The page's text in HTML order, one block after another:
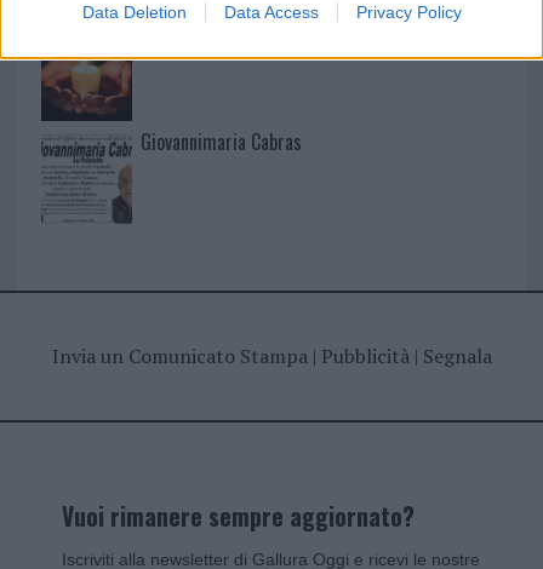
Data Deletion Data Access Privacy Policy
Giovannimaria Cabras
Invia un Comunicato Stampa| Pubblicità| Segnala
Vuoi rimanere sempre aggiornato?
Iscriviti alla newsletter di Gallura Oggi e ricevi le nostre